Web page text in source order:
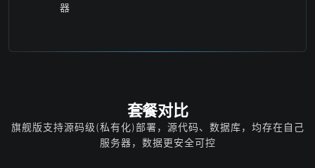
器
套餐对比
旗舰版支持源码级(私有化)部署，源代码、数据库，均存在自己
服务器，数据更安全可控